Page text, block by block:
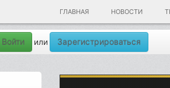
ГЛАВНАЯ НОВОСТИ
Войти или Зарегистрироваться